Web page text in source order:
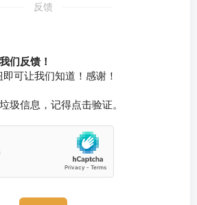
反馈
们反馈！
即可让我们知道！感谢！
圾信息，记得点击验证。